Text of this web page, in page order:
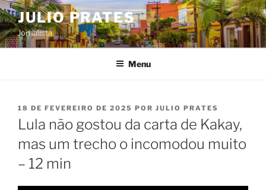
Pular
para
o
conteúdo
JULIO PRATES
Jornalista
Menu
PUBLICADO
EM
18 DE FEVEREIRO DE 2025 POR JULIO PRATES
Lula não gostou da carta de Kakay,
mas um trecho o incomodou muito
– 12 min